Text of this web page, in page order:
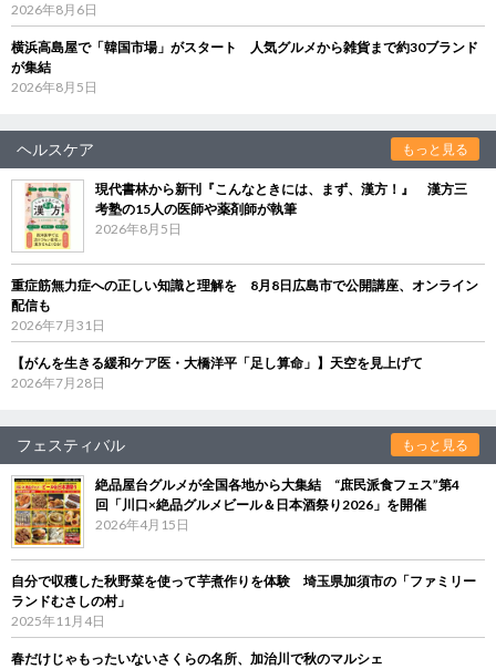
2026年8月6日
横浜高島屋で「韓国市場」がスタート 人気グルメから雑貨まで約30ブランド
が集結
2026年8月5日
ヘルスケア もっと見る
現代書林から新刊『こんなときには、まず、漢方！』 漢方三
考塾の15人の医師や薬剤師が執筆
2026年8月5日
重症筋無力症への正しい知識と理解を 8月8日広島市で公開講座、オンライン
配信も
2026年7月31日
【がんを生きる緩和ケア医・大橋洋平「足し算命」】天空を見上げて
2026年7月28日
フェスティバル もっと見る
絶品屋台グルメが全国各地から大集結 “庶民派食フェス”第4
回「川口×絶品グルメビール＆日本酒祭り2026」を開催
2026年4月15日
自分で収穫した秋野菜を使って芋煮作りを体験 埼玉県加須市の「ファミリー
ランドむさしの村」
2025年11月4日
春だけじゃもったいないさくらの名所、加治川で秋のマルシェ